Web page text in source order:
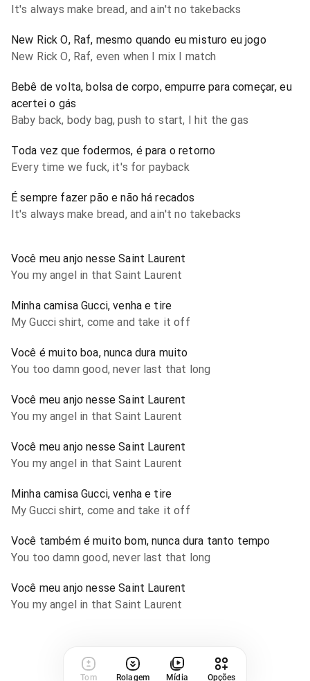
It's always make bread, and ain't no takebacks
New Rick O, Raf, mesmo quando eu misturo eu jogo
New Rick O, Raf, even when I mix I match
Bebê de volta, bolsa de corpo, empurre para começar, eu
acertei o gás
Baby back, body bag, push to start, I hit the gas
Toda vez que fodermos, é para o retorno
Every time we fuck, it's for payback
É sempre fazer pão e não há recados
It's always make bread, and ain't no takebacks
Você meu anjo nesse Saint Laurent
You my angel in that Saint Laurent
Minha camisa Gucci, venha e tire
My Gucci shirt, come and take it off
Você é muito boa, nunca dura muito
You too damn good, never last that long
Você meu anjo nesse Saint Laurent
You my angel in that Saint Laurent
Você meu anjo nesse Saint Laurent
You my angel in that Saint Laurent
Minha camisa Gucci, venha e tire
My Gucci shirt, come and take it off
Você também é muito bom, nunca dura tanto tempo
You too damn good, never last that long
Você meu anjo nesse Saint Laurent
You my angel in that Saint Laurent
Tom Rolagem Mídia Opções